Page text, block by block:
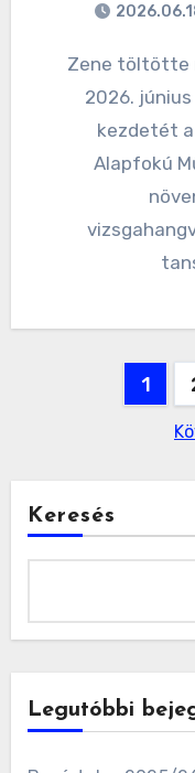
Zene töltötte meg a délutánt Szegváron
2026.
kezdetét
Alapfokú
1
Keresés
Legutóbbi